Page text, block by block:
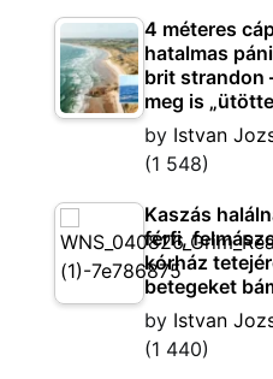
4 méteres
hatalmas
brit strandon
meg is
by Istvan
(1 548)
Kaszás
férfi,
kórház
betegeket
by Istvan
(1 440)